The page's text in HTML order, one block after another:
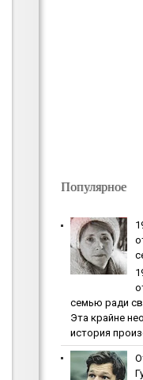
Популярное
ceмью paди
Эта крайне
история